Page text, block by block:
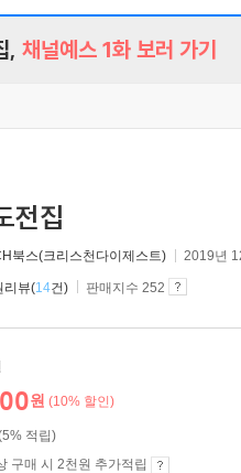
, 채널예스 1화 보러 가기
전집
북스(크리스천다이제스트) 2019년
리뷰(14건) 판매지수 252
원 (10% 할인)
적립)
구매 시 2천원 추가적립